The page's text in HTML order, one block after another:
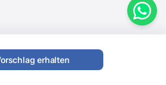
erhalten